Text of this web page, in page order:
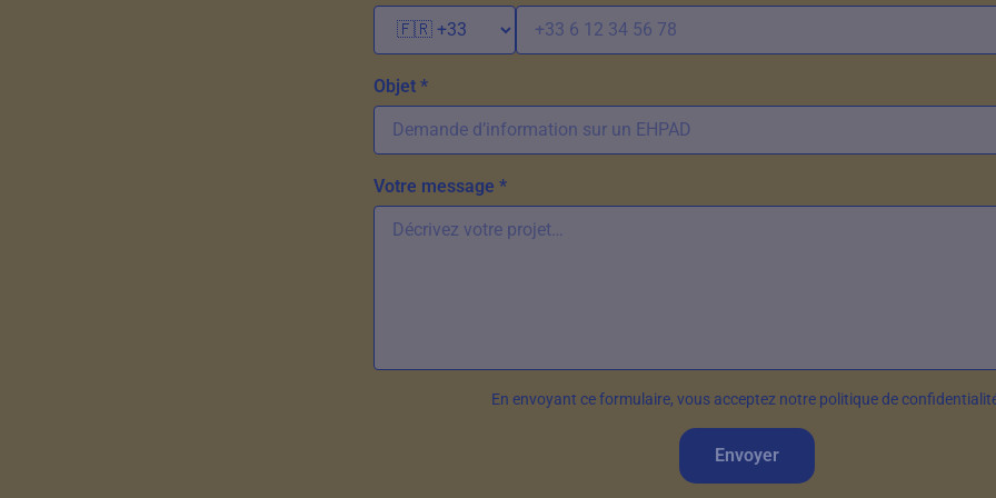
Objet *
Votre message *
En envoyant ce formulaire, vous acceptez notre politique de
Envoyer